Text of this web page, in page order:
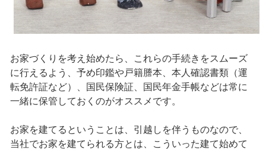
お家づくりを考え始めたら、これらの手続きをスムーズ
に行えるよう、予め印鑑や戸籍謄本、本人確認書類（運
転免許証など）、国民保険証、国民年金手帳などは常に
一緒に保管しておくのがオススメです。
お家を建てるということは、引越しを伴うものなので、
当社でお家を建てられる方とは、こういった建て始めて